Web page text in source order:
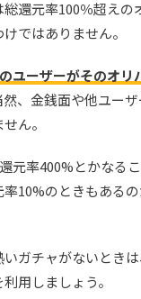
総還元率100％超えの
ではありません。
ユーザーがそのオリ
然、金銭面や他ユー
ん。
元率400%とかなる
10%のときもある
ガチャがないとき
用しましょう。